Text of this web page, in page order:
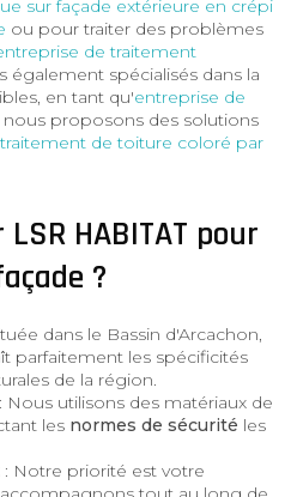
sur façade extérieure en crépi
ou pour traiter des problèmes
de traitement
également spécialisés dans la
en tant qu'entreprise de
nous proposons des solutions
traitement de toiture coloré par
HABITAT pour
?
dans le Bassin d'Arcachon,
parfaitement les spécificités
de la région.
: Nous utilisons des matériaux de
les normes de sécurité les
: Notre priorité est votre